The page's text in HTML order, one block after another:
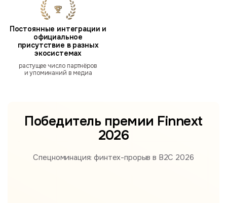
Постоянные интеграции и
официальное
присутствие в разных
экосистемах
растущее число партнёров
и упоминаний в медиа
Победитель премии Finnext
2026
Спецноминация: финтех-прорыв в B2С 2026